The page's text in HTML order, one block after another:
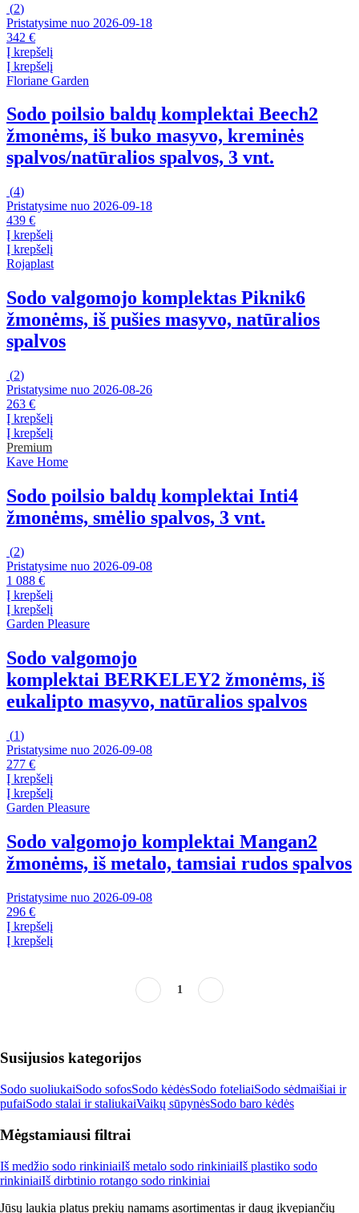
(2)
Pristatysime nuo 2026‑09‑18
342 €
Į krepšelį
Į krepšelį
Floriane Garden
Sodo poilsio baldų komplektai Beech2
žmonėms, iš buko masyvo, kreminės
spalvos/natūralios spalvos, 3 vnt.
(4)
Pristatysime nuo 2026‑09‑18
439 €
Į krepšelį
Į krepšelį
Rojaplast
Sodo valgomojo komplektas Piknik6
žmonėms, iš pušies masyvo, natūralios
spalvos
(2)
Pristatysime nuo 2026‑08‑26
263 €
Į krepšelį
Į krepšelį
Premium
Kave Home
Sodo poilsio baldų komplektai Inti4
žmonėms, smėlio spalvos, 3 vnt.
(2)
Pristatysime nuo 2026‑09‑08
1 088 €
Į krepšelį
Į krepšelį
Garden Pleasure
Sodo valgomojo
komplektai BERKELEY2 žmonėms, iš
eukalipto masyvo, natūralios spalvos
(1)
Pristatysime nuo 2026‑09‑08
277 €
Į krepšelį
Į krepšelį
Garden Pleasure
Sodo valgomojo komplektai Mangan2
žmonėms, iš metalo, tamsiai rudos spalvos
Pristatysime nuo 2026‑09‑08
296 €
Į krepšelį
Į krepšelį
1
Susijusios kategorijos
Sodo suoliukaiSodo sofosSodo kėdėsSodo foteliaiSodo sėdmaišiai ir
pufaiSodo stalai ir staliukaiVaikų sūpynėsSodo baro kėdės
Mėgstamiausi filtrai
Iš medžio sodo rinkiniaiIš metalo sodo rinkiniaiIš plastiko sodo
rinkiniaiIš dirbtinio rotango sodo rinkiniai
Jūsų laukia platus prekių namams asortimentas ir daug įkvepiančių